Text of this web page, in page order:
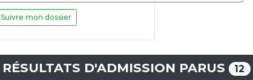
Suivre mon dossier
RÉSULTATS D'ADMISSION PARUS 12